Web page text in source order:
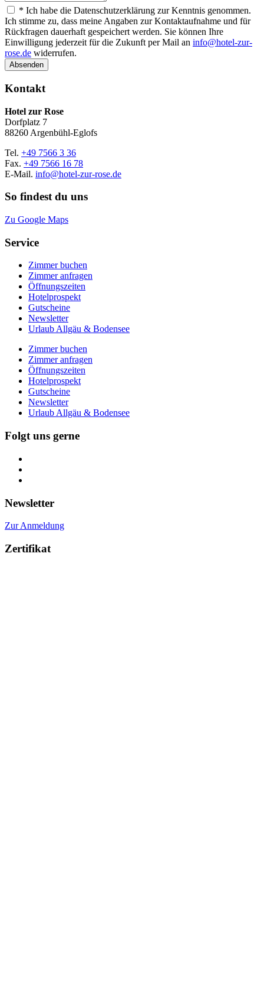
* Ich habe die Datenschutzerklärung zur Kenntnis genommen.
Ich stimme zu, dass meine Angaben zur Kontaktaufnahme und für
Rückfragen dauerhaft gespeichert werden. Sie können Ihre
Einwilligung jederzeit für die Zukunft per Mail an info@hotel-zur-
rose.de widerrufen.
Absenden
Kontakt
Hotel zur Rose
Dorfplatz 7
88260 Argenbühl-Eglofs
Tel. +49 7566 3 36
Fax. +49 7566 16 78
E-Mail. info@hotel-zur-rose.de
So findest du uns
Zu Google Maps
Service
Zimmer buchen
Zimmer anfragen
Öffnungszeiten
Hotelprospekt
Gutscheine
Newsletter
Urlaub Allgäu & Bodensee
Zimmer buchen
Zimmer anfragen
Öffnungszeiten
Hotelprospekt
Gutscheine
Newsletter
Urlaub Allgäu & Bodensee
Folgt uns gerne
Newsletter
Zur Anmeldung
Zertifikat